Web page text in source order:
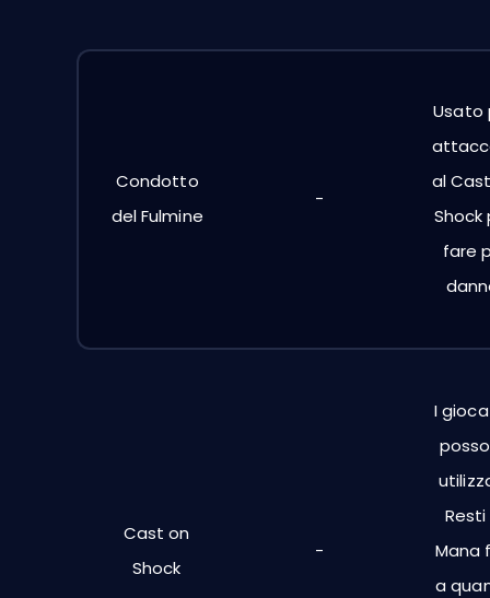
Condotto
del Fulmine
-
Usato
al
Shock
fare
Cast on
Shock
-
I
Mana
a